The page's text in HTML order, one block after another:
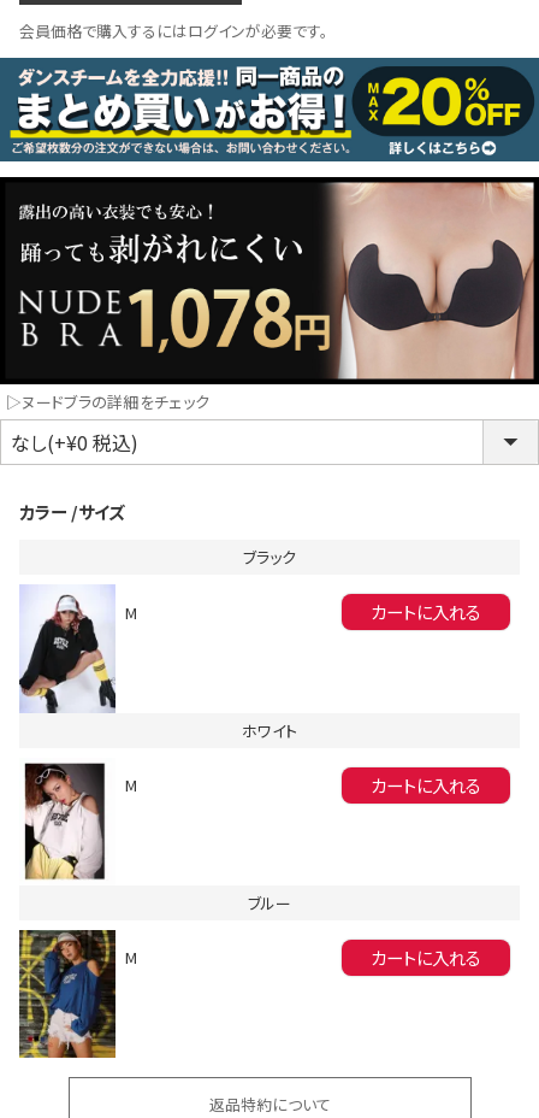
LINE連携でクーポンもらえる!!
同一商品まとめ買いキャンペーン
DANCE MOVIE
浴衣
コスプレ
クリスマス
会員価格で購入するにはログインが必要です。
▷ヌードブラの詳細をチェック
カラー サイズ
ブラック
M カートに入れる
ホワイト
M カートに入れる
ブルー
M カートに入れる
返品特約について